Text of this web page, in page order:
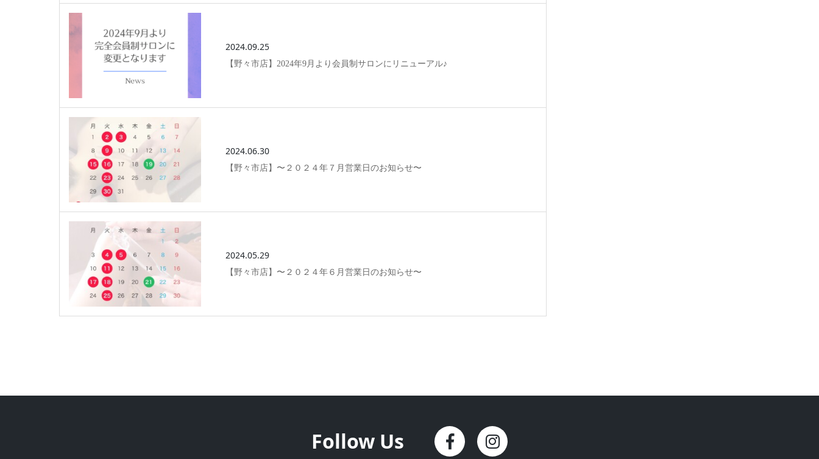
2024.09.25
【野々市店】2024年9月より会員制サロンにリニューアル♪
2024.06.30
【野々市店】〜２０２４年７月営業日のお知らせ〜
2024.05.29
【野々市店】〜２０２４年６月営業日のお知らせ〜
Follow Us